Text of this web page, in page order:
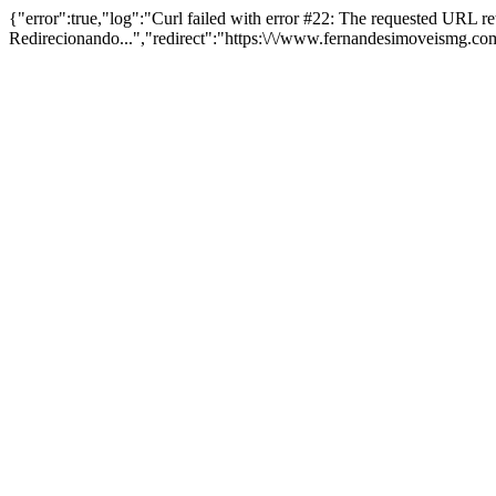
{"error":true,"log":"Curl failed with error #22: The requested URL
Redirecionando...","redirect":"https:\/\/